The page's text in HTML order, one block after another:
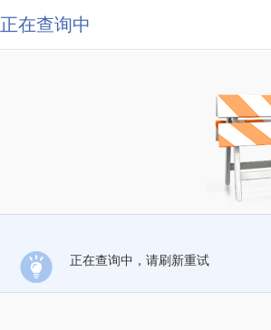
正在查询中
正在查询中，请刷新重试